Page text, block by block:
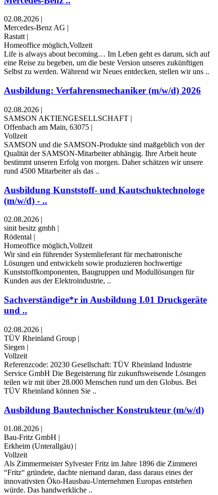
02.08.2026
Mercedes-Benz AG
Rastatt
Homeoffice möglich,Vollzeit
Life is always about becoming… Im Leben geht es darum, sich auf
eine Reise zu begeben, um die beste Version unseres zukünftigen
Selbst zu werden. Während wir Neues entdecken, stellen wir uns ..
Ausbildung: Verfahrensmechaniker (m/w/d) 2026
02.08.2026 |
SAMSON AKTIENGESELLSCHAFT |
Offenbach am Main, 63075 |
Vollzeit
SAMSON und die SAMSON-Produkte sind maßgeblich von der
Qualität der SAMSON-Mitarbeiter abhängig. Ihre Arbeit heute
bestimmt unseren Erfolg von morgen. Daher schätzen wir unsere
rund 4500 Mitarbeiter als das ..
Ausbildung Kunststoff- und Kautschuktechnologe
(m/w/d) - ..
02.08.2026 |
sinit besitz gmbh |
Rödental |
Homeoffice möglich,Vollzeit
Wir sind ein führender Systemlieferant für mechatronische
Lösungen und entwickeln sowie produzieren hochwertige
Kunststoffkomponenten, Baugruppen und Modullösungen für
Kunden aus der Elektroindustrie, ..
Sachverständige*r in Ausbildung I.01 Druckgeräte
und ..
02.08.2026 |
TÜV Rheinland Group |
Siegen |
Vollzeit
Referenzcode: 20230 Gesellschaft: TÜV Rheinland Industrie
Service GmbH Die Begeisterung für zukunftsweisende Lösungen
teilen wir mit über 28.000 Menschen rund um den Globus. Bei
TÜV Rheinland können Sie ..
Ausbildung Bautechnischer Konstrukteur (m/w/d)
01.08.2026 |
Bau-Fritz GmbH |
Erkheim (Unterallgäu) |
Vollzeit
Als Zimmermeister Sylvester Fritz im Jahre 1896 die Zimmerei
“Fritz“ gründete, dachte niemand daran, dass daraus eines der
innovativsten Öko-Hausbau-Unternehmen Europas entstehen
würde. Das handwerkliche ..